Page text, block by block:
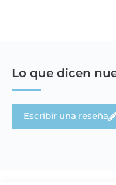
Lo que dicen
Escribir una reseña